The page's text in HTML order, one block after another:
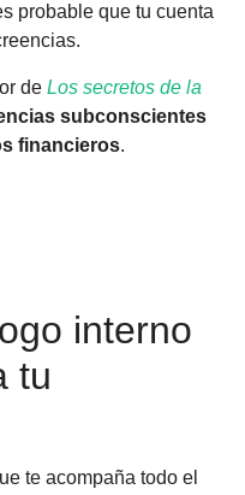
probable que tu cuenta
de Los secretos de la
subconscientes
financieros.
interno
tu
te acompaña todo el